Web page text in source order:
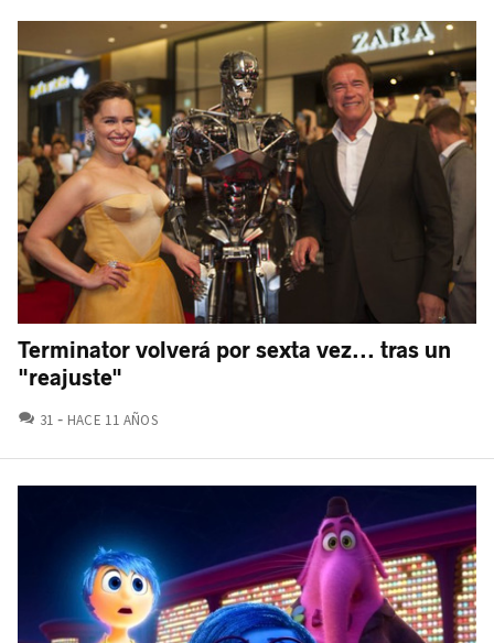
Terminator volverá por sexta vez... tras un
"reajuste"
31 COMENTARIOS
HACE 11 AÑOS